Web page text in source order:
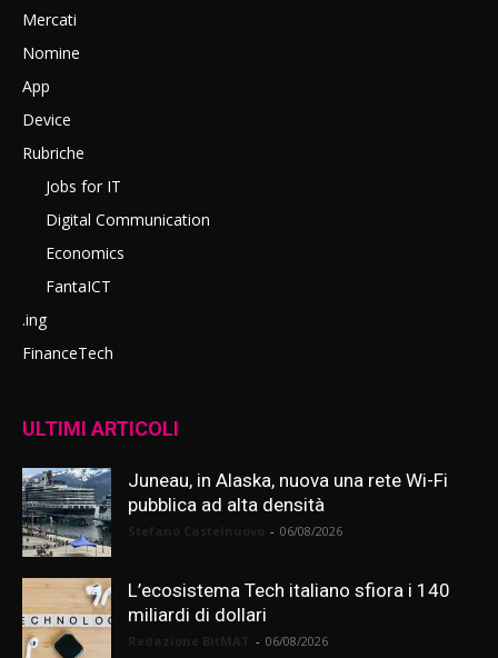
Mercati
Nomine
App
Device
Rubriche
Jobs for IT
Digital Communication
Economics
FantaICT
.ing
FinanceTech
ULTIMI ARTICOLI
Juneau, in Alaska, nuova una rete Wi-Fi
pubblica ad alta densità
- 06/08/2026
L’ecosistema Tech italiano sfiora i 140
miliardi di dollari
- 06/08/2026